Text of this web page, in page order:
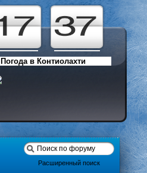
Погода в Контиолахти
Расширенный поиск